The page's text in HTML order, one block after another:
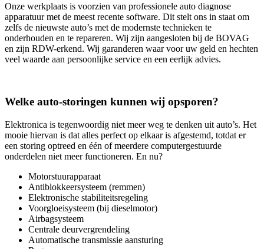
Onze werkplaats is voorzien van professionele auto diagnose
apparatuur met de meest recente software. Dit stelt ons in staat om
zelfs de nieuwste auto’s met de modernste technieken te
onderhouden en te repareren. Wij zijn aangesloten bij de BOVAG
en zijn RDW-erkend. Wij garanderen waar voor uw geld en hechten
veel waarde aan persoonlijke service en een eerlijk advies.
Welke auto-storingen kunnen wij opsporen?
Elektronica is tegenwoordig niet meer weg te denken uit auto’s. Het
mooie hiervan is dat alles perfect op elkaar is afgestemd, totdat er
een storing optreed en één of meerdere computergestuurde
onderdelen niet meer functioneren. En nu?
Motorstuurapparaat
Antiblokkeersysteem (remmen)
Elektronische stabiliteitsregeling
Voorgloeisysteem (bij dieselmotor)
Airbagsysteem
Centrale deurvergrendeling
Automatische transmissie aansturing